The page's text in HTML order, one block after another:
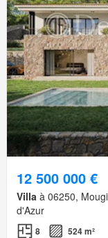
12 500 000 €
Villa à 06250,
d'Azur
8 524 m²